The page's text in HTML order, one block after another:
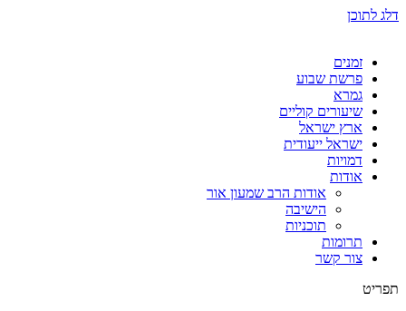
דלג לתוכן
זמנים
פרשת שבוע
גמרא
שיעורים קוליים
ארץ ישראל
ישראל ייעודית
דמויות
אודות
אודות הרב שמעון אור
הישיבה
תוכניות
תרומות
צור קשר
תפריט